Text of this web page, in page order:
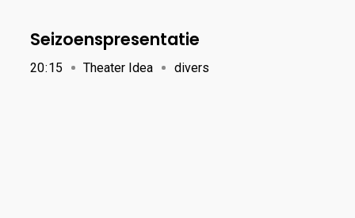
Seizoenspresentatie
20:15 Theater Idea divers